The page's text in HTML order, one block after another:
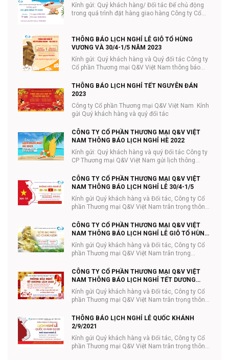
Kính gửi: Quý khách hàng/ Đối tác Để chủ động
trong quá trình đặt hàng giao hàng Công ty Cổ
THÔNG BÁO LỊCH NGHỈ LỄ GIỖ TỔ HÙNG
VƯƠNG VÀ 30/4-1/5 NĂM 2023
Kính gửi: Quý khách hàng và Quý đối tác Công ty
Cổ phần Thương mại Q&V Việt Nam thông báo
THÔNG BÁO LỊCH NGHỈ TẾT NGUYÊN ĐÁN
2023
Công ty Cổ phần Thương mại Q&V Việt Nam Kính
gửi Quý khách hàng và quý đối tác
CÔNG TY CỔ PHẦN THƯƠNG MẠI Q&V VIỆT
NAM THÔNG BÁO LỊCH NGHỈ HÈ 2022
Kính gửi: Quý khách hàng và quý Đối tác Công ty
CP Thương mại Q&V Việt Nam gửi lịch thông
CÔNG TY CỔ PHẦN THƯƠNG MẠI Q&V VIỆT
NAM THÔNG BÁO LỊCH NGHỈ LỄ 30/4-1/5
Kính gửi Quý khách hàng và Đối tác, Công ty Cổ
phần Thương mại Q&V Việt Nam trân trọng thông
CÔNG TY CỔ PHẦN THƯƠNG MẠI Q&V VIỆT
NAM THÔNG BÁO LỊCH NGHỈ LỄ GIỖ TỔ HÙNG
VƯƠNG 10/3
Kính gửi Quý khách hàng và Đối tác, Công ty Cổ
phần Thương mại Q&V Việt Nam trân trọng
CÔNG TY CỔ PHẦN THƯƠNG MẠI Q&V VIỆT
NAM THÔNG BÁO LỊCH NGHỈ TẾT DƯƠNG
LỊCH
Kính gửi Quý khách hàng và Đối tác, Công ty Cổ
phần Thương mại Q&V Việt Nam trân trọng thông
THÔNG BÁO LỊCH NGHỈ LỄ QUỐC KHÁNH
2/9/2021
Kính gửi Quý khách hàng và Đối tác, Công ty Cổ
phần Thương mại Q&V Việt Nam trân trọng thông